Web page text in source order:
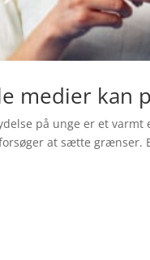
medier kan
på unge er et
at sætte grænser.